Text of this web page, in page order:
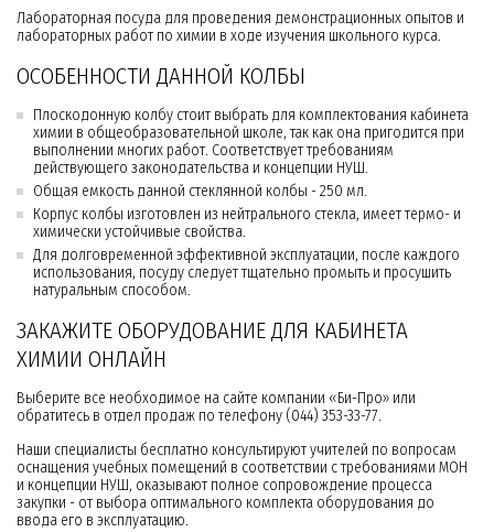
Лабораторная посуда для проведения демонстрационных опытов и
лабораторных работ по химии в ходе изучения школьного курса.
ОСОБЕННОСТИ ДАННОЙ КОЛБЫ
Плоскодонную колбу стоит выбрать для комплектования кабинета
химии в общеобразовательной школе, так как она пригодится при
выполнении многих работ. Соответствует требованиям
действующего законодательства и концепции НУШ.
Общая емкость данной стеклянной колбы - 250 мл.
Корпус колбы изготовлен из нейтрального стекла, имеет термо- и
химически устойчивые свойства.
Для долговременной эффективной эксплуатации, после каждого
использования, посуду следует тщательно промыть и просушить
натуральным способом.
ЗАКАЖИТЕ ОБОРУДОВАНИЕ ДЛЯ КАБИНЕТА
ХИМИИ ОНЛАЙН
Выберите все необходимое на сайте компании «Би-Про» или
обратитесь в отдел продаж по телефону (044) 353-33-77.
Наши специалисты бесплатно консультируют учителей по вопросам
оснащения учебных помещений в соответствии с требованиями МОН
и концепции НУШ, оказывают полное сопровождение процесса
закупки - от выбора оптимального комплекта оборудования до
ввода его в эксплуатацию.